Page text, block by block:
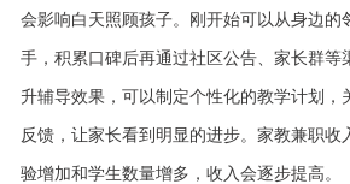
会影响白天照顾孩子。刚开始可以从身边的
手，积累口碑后再通过社区公告、家长群等
升辅导效果，可以制定个性化的教学计划，
反馈，让家长看到明显的进步。家教兼职收
验增加和学生数量增多，收入会逐步提高。